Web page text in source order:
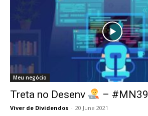
Meu negócio
Treta no Desenv – #MN39
Viver de Dividendos - 20 June 2021